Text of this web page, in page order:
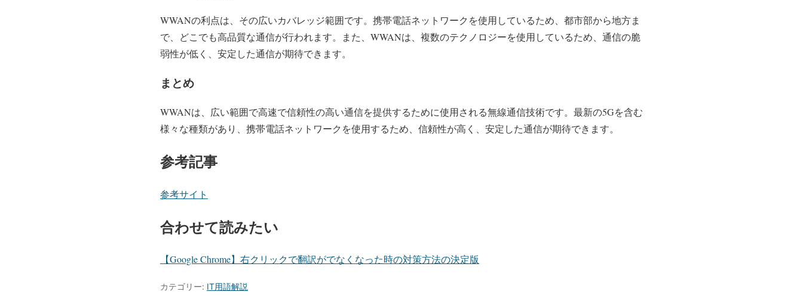
WWANの利点は、その広いカバレッジ範囲です。携帯電話ネットワークを使用しているため、都市部から地方ま
で、どこでも高品質な通信が行われます。また、WWANは、複数のテクノロジーを使用しているため、通信の脆
弱性が低く、安定した通信が期待できます。
まとめ
WWANは、広い範囲で高速で信頼性の高い通信を提供するために使用される無線通信技術です。最新の5Gを含む
様々な種類があり、携帯電話ネットワークを使用するため、信頼性が高く、安定した通信が期待できます。
参考記事
参考サイト
合わせて読みたい
【Google Chrome】右クリックで翻訳がでなくなった時の対策方法の決定版
カテゴリー: IT用語解説